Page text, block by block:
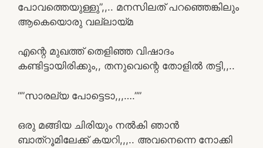
പോവത്തെയുള്ളു”,,.. മനസിലത് പറഞ്ഞെങ്കിലും
ആകെയൊരു വല്ലായ്മ
എന്റെ മുഖത്ത് തെളിഞ്ഞ വിഷാദം
കണ്ടിട്ടായിരിക്കും,, തനുവെന്റെ തോളിൽ തട്ടി,,..
“”സാരല്യ പോട്ടെടാ,,,….””
ഒരു മങ്ങിയ ചിരിയും നൽകി ഞാൻ
ബാത്‌റൂമിലേക്ക് കയറി,,,.. അവനെന്നെ നോക്കി